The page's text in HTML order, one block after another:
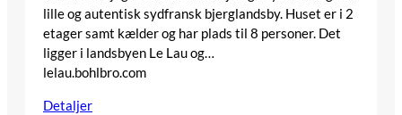
lille og autentisk sydfransk bjerglandsby. Huset er i 2
etager samt kælder og har plads til 8 personer. Det
ligger i landsbyen Le Lau og…
lelau.bohlbro.com
Detaljer